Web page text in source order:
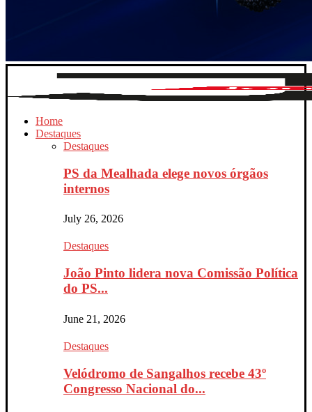
Home
Destaques
Destaques
PS da Mealhada elege novos órgãos
internos
July 26, 2026
Destaques
João Pinto lidera nova Comissão Política
do PS...
June 21, 2026
Destaques
Velódromo de Sangalhos recebe 43º
Congresso Nacional do...